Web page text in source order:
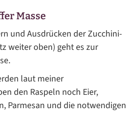
Masse
und Ausdrücken der Zucchini-
weiter oben) geht es zur
laut meiner
den Raspeln noch Eier,
Parmesan und die notwendigen